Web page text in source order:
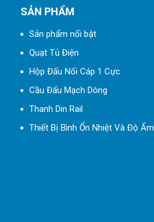
SẢN PHẨM
Sản phẩm nổi bật
Quạt Tủ Điện
Hộp Đấu Nối Cáp 1 Cực
Cầu Đấu Mạch Dòng
Thanh Din Rail
Thiết Bị Bình Ổn Nhiệt Và Độ Ẩm